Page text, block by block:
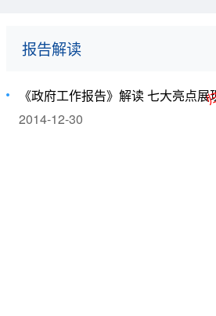
报告解读
《政府工作报告》解读 七大亮点展
2014-12-30